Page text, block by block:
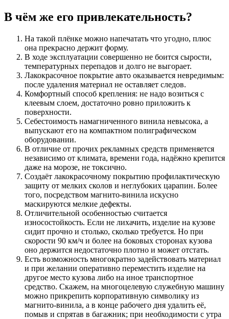
В чём же его привлекательность?
На такой плёнке можно напечатать что угодно, плюс
она прекрасно держит форму.
В ходе эксплуатации совершенно не боится сырости,
температурных перепадов и долго не выгорает.
Лакокрасочное покрытие авто оказывается невредимым:
после удаления материал не оставляет следов.
Комфортный способ крепления: не надо возиться с
клеевым слоем, достаточно ровно приложить к
поверхности.
Себестоимость намагниченного винила невысока, а
выпускают его на компактном полиграфическом
оборудовании.
В отличие от прочих рекламных средств применяется
независимо от климата, времени года, надёжно крепится
даже на морозе, не токсично.
Создаёт лакокрасочному покрытию профилактическую
защиту от мелких сколов и неглубоких царапин. Более
того, посредством магнито-винила искусно
маскируются мелкие дефекты.
Отличительной особенностью считается
износостойкость. Если не лихачить, изделие на кузове
сидит прочно и столько, сколько требуется. Но при
скорости 90 км/ч и более на боковых сторонах кузова
оно держится недостаточно плотно и может отстать.
Есть возможность многократно задействовать материал
и при желании оперативно переместить изделие на
другое место кузова либо на иное транспортное
средство. Скажем, на многоцелевую служебную машину
можно прикрепить корпоративную символику из
магнито-винила, а в конце рабочего дня удалить её,
помыв и спрятав в багажник; при необходимости с утра